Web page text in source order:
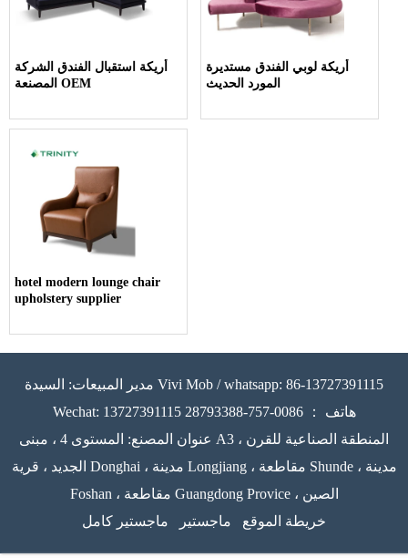
أريكة استقبال الفندق الشركة
المصنعة OEM
أريكة لوبي الفندق مستديرة
المورد الحديث
hotel modern lounge chair
upholstery supplier
مدير المبيعات: السيدة Vivi Mob / whatsapp: 86-13727391115
Wechat: 13727391115 هاتف ： 0086-757-28793388
عنوان المصنع: المستوى 4 ، مبنى A3 ، المنطقة الصناعية للقرن
الجديد ، قرية Donghai ، مدينة Longjiang ، مقاطعة Shunde ، مدينة
Foshan ، مقاطعة Guangdong Provice ، الصين
خريطة الموقع
ماجستير ماجستير كامل